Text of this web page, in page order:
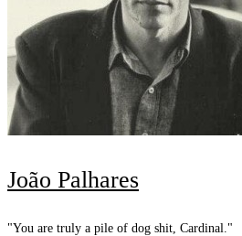
João Palhares
"You are truly a pile of dog shit, Cardinal."